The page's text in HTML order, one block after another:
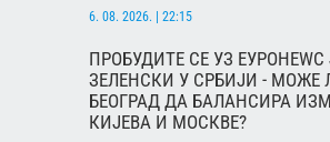
6. 08. 2026. | 22:15
ПРОБУДИТЕ СЕ УЗ ЕУРОНЕWС
ЗЕЛЕНСКИ У СРБИЈИ - МОЖЕ
БЕОГРАД ДА БАЛАНСИРА
КИЈЕВА И МОСКВЕ?